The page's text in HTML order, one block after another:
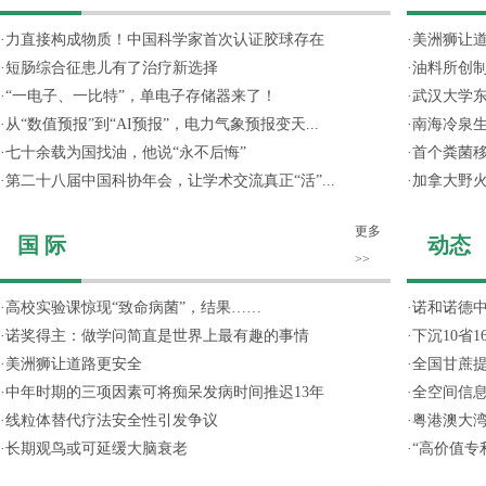
· 力直接构成物质！中国科学家首次认证胶球存在
· 短肠综合征患儿有了治疗新选择
·“一电子、一比特”，单电子存储器来了！
· 从“数值预报”到“AI预报”，电力气象预报变天...
·七十余载为国找油，他说“永不后悔”
·第二十八届中国科协年会，让学术交流真正“活”...
国 际
更多
>>
· 高校实验课惊现“致命病菌”，结果……
·诺奖得主：做学问简直是世界上最有趣的事情
· 美洲狮让道路更安全
·中年时期的三项因素可将痴呆发病时间推迟13年
·线粒体替代疗法安全性引发争议
·长期观鸟或可延缓大脑衰老
· 美洲狮让
·油料所创
·武汉大学
·南海冷泉
·首个粪菌
· 加拿大野
动态
·诺和诺德
·下沉10省
·全国甘蔗
·全空间信
·粤港澳大
·“高价值专